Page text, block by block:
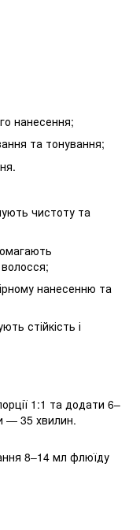
нанесення;
та тонування;
чистоту та
волосся;
нанесенню та
стійкість і
1:1 та додати 6–
— 35 хвилин.
8–14 мл флюїду